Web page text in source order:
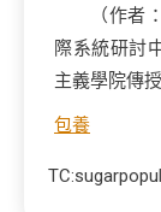
（作者
際系統研討
主義學院傳授
包養